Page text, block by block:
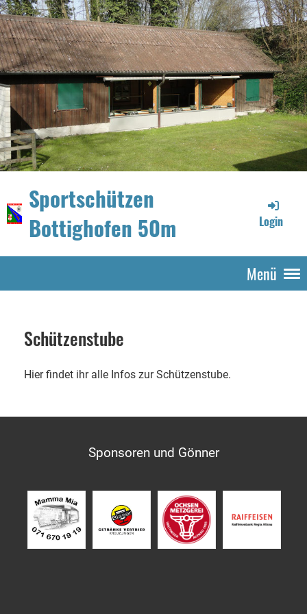
Sportschützen
Bottighofen 50m
Login
Menü
Schützenstube
Hier findet ihr alle Infos zur Schützenstube.
Sponsoren und Gönner